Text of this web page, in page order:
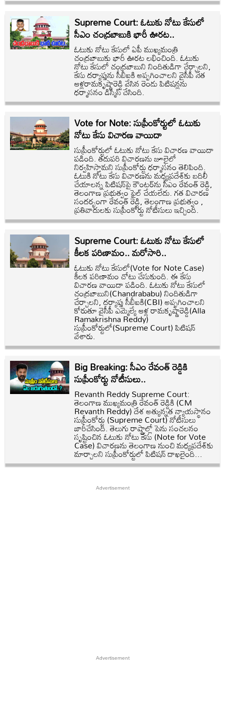
Supreme Court: ఓటుకు నోటు కేసులో
సీఎం చంద్రబాబుకి భారీ ఊరట..
ఓటుకు నోటు కేసులో ఏపీ ముఖ్యమంత్రి
చంద్రబాబుకు భారీ ఊరట లభించింది. ఓటుకు
నోటు కేసులో చంద్రబాబుని నిందితుడిగా చేర్చాలని,
కేసు దర్యాప్తును సీబీఐకి అప్పగించాలని వైసీపీ నేత
ఆళ్లరామకృష్ణారెడ్డి వేసిన రెండు పిటిషన్లను
ధర్మాసనం డిస్మిస్ చేసింది.
Vote for Note: సుప్రీంకోర్టులో ఓటుకు
నోటు కేసు విచారణ వాయిదా
సుప్రీంకోర్టులో ఓటుకు నోటు కేసు విచారణ వాయిదా
పడింది. తదుపరి విచారణను జూలైలో
నిర్వహిస్తామని సుప్రీంకోర్టు ధర్మాసనం తెలిపింది.
ఓటుకి నోటు కేసు విచారణను మధ్యప్రదేశ్‌కు బదిలీ
చేయాలన్న పిటిషన్‌పై కౌంటర్‌ను సీఎం రేవంత్ రెడ్డి,
తెలంగాణ ప్రభుత్వం ఫైల్ చేయలేదు. గత విచారణ
సందర్భంగా రేవంత్ రెడ్డి, తెలంగాణ ప్రభుత్వం ,
ప్రతివాదులకు సుప్రీంకోర్టు నోటీసులు ఇచ్చింది.
Supreme Court: ఓటుకు నోటు కేసులో
కీలక పరిణామం.. మరోసారి..
ఓటుకు నోటు కేసులో(Vote for Note Case)
కీలక పరిణామం చోటు చేసుకుంది. ఈ కేసు
విచారణ వాయిదా పడింది. ఓటుకు నోటు కేసులో
చంద్రబాబుని(Chandrababu) నిందితుడిగా
చేర్చాలని, దర్యాప్తు సీబీఐకి(CBI) అప్పగించాలని
కోరుతూ వైసీపీ ఎమ్మెల్యే ఆళ్ల రామకృష్ణారెడ్డి(Alla
Ramakrishna Reddy)
సుప్రీంకోర్టులో(Supreme Court) పిటిషన్
వేశారు.
Big Breaking: సీఎం రేవంత్ రెడ్డికి
సుప్రీంకోర్టు నోటీసులు..
Revanth Reddy Supreme Court:
తెలంగాణ ముఖ్యమంత్రి రేవంత్ రెడ్డికి (CM
Revanth Reddy) దేశ అత్యున్నత న్యాయస్థానం
సుప్రీంకోర్టు (Supreme Court) నోటీసులు
జారీచేసింది. తెలుగు రాష్ట్రాల్లో పెను సంచలనం
సృష్టించిన ఓటుకు నోటు కేసు (Note for Vote
Case) విచారణను తెలంగాణ నుంచి మధ్యప్రదేశ్‌కు
మార్చాలని సుప్రీంకోర్టులో పిటిషన్ దాఖలైంది...